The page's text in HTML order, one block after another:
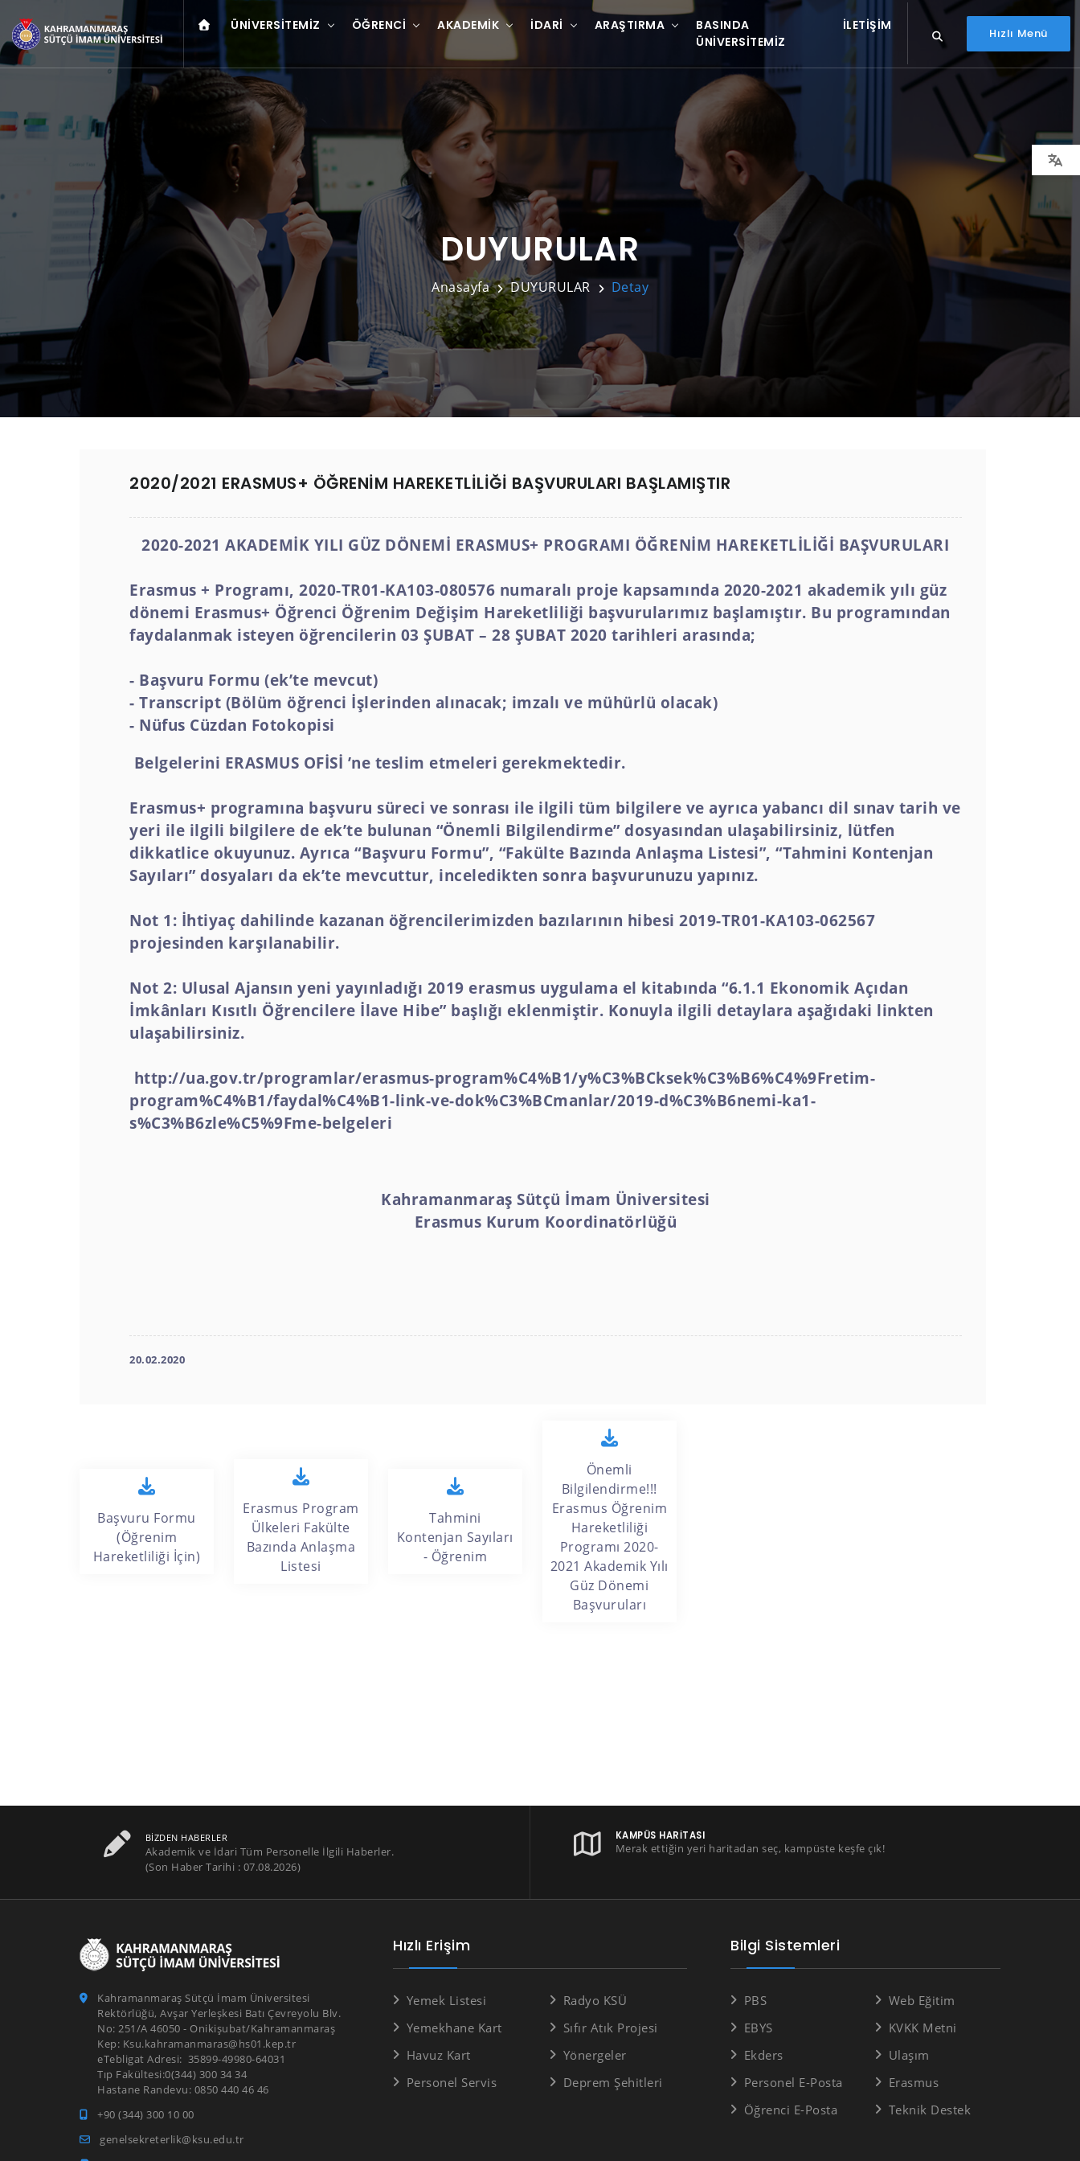
ÜNIVERSITEMIZ ÖĞRENCI AKADEMIK İDARI ARAŞTIRMA
BASINDA
ÜNIVERSITEMIZ
İLETIŞIM
Hızlı Menü
DUYURULAR
Anasayfa DUYURULAR Detay
2020/2021 ERASMUS+ ÖĞRENİM HAREKETLİLİĞİ BAŞVURULARI BAŞLAMIŞTIR
2020-2021 AKADEMİK YILI GÜZ DÖNEMİ ERASMUS+ PROGRAMI ÖĞRENİM HAREKETLİLİĞİ BAŞVURULARI
Erasmus + Programı, 2020-TR01-KA103-080576 numaralı proje kapsamında 2020-2021 akademik yılı güz
dönemi Erasmus+ Öğrenci Öğrenim Değişim Hareketliliği başvurularımız başlamıştır. Bu programından
faydalanmak isteyen öğrencilerin 03 ŞUBAT – 28 ŞUBAT 2020 tarihleri arasında;
- Başvuru Formu (ek’te mevcut)
- Transcript (Bölüm öğrenci İşlerinden alınacak; imzalı ve mühürlü olacak)
- Nüfus Cüzdan Fotokopisi
Belgelerini ERASMUS OFİSİ ’ne teslim etmeleri gerekmektedir.
Erasmus+ programına başvuru süreci ve sonrası ile ilgili tüm bilgilere ve ayrıca yabancı dil sınav tarih ve
yeri ile ilgili bilgilere de ek’te bulunan “Önemli Bilgilendirme” dosyasından ulaşabilirsiniz, lütfen
dikkatlice okuyunuz. Ayrıca “Başvuru Formu”, “Fakülte Bazında Anlaşma Listesi”, “Tahmini Kontenjan
Sayıları” dosyaları da ek’te mevcuttur, inceledikten sonra başvurunuzu yapınız.
Not 1: İhtiyaç dahilinde kazanan öğrencilerimizden bazılarının hibesi 2019-TR01-KA103-062567
projesinden karşılanabilir.
Not 2: Ulusal Ajansın yeni yayınladığı 2019 erasmus uygulama el kitabında “6.1.1 Ekonomik Açıdan
İmkânları Kısıtlı Öğrencilere İlave Hibe” başlığı eklenmiştir. Konuyla ilgili detaylara aşağıdaki linkten
ulaşabilirsiniz.
http://ua.gov.tr/programlar/erasmus-program%C4%B1/y%C3%BCksek%C3%B6%C4%9Fretim-
program%C4%B1/faydal%C4%B1-link-ve-dok%C3%BCmanlar/2019-d%C3%B6nemi-ka1-
s%C3%B6zle%C5%9Fme-belgeleri
Kahramanmaraş Sütçü İmam Üniversitesi
Erasmus Kurum Koordinatörlüğü
20.02.2020
Başvuru Formu
(Öğrenim
Hareketliliği İçin)
Erasmus Program
Ülkeleri Fakülte
Bazında Anlaşma
Listesi
Tahmini
Kontenjan Sayıları
- Öğrenim
Önemli
Bilgilendirme!!!
Erasmus Öğrenim
Hareketliliği
Programı 2020-
2021 Akademik Yılı
Güz Dönemi
Başvuruları
BIZDEN HABERLER
Akademik ve İdari Tüm Personelle İlgili Haberler.
(Son Haber Tarihi : 07.08.2026)
KAMPÜS HARITASI
Merak ettiğin yeri haritadan seç, kampüste keşfe çık!
Kahramanmaraş Sütçü İmam Üniversitesi
Rektörlüğü, Avşar Yerleşkesi Batı Çevreyolu Blv.
No: 251/A 46050 - Onikişubat/Kahramanmaraş
Kep: Ksu.kahramanmaras@hs01.kep.tr
eTebligat Adresi: 35899-49980-64031
Tıp Fakültesi:0(344) 300 34 34
Hastane Randevu: 0850 440 46 46
+90 (344) 300 10 00
genelsekreterlik@ksu.edu.tr
Hızlı Erişim
Yemek Listesi
Yemekhane Kart
Havuz Kart
Personel Servis
Radyo KSÜ
Sıfır Atık Projesi
Yönergeler
Deprem Şehitleri
Bilgi Sistemleri
PBS
EBYS
Ekders
Personel E-Posta
Öğrenci E-Posta
Web Eğitim
KVKK Metni
Ulaşım
Erasmus
Teknik Destek